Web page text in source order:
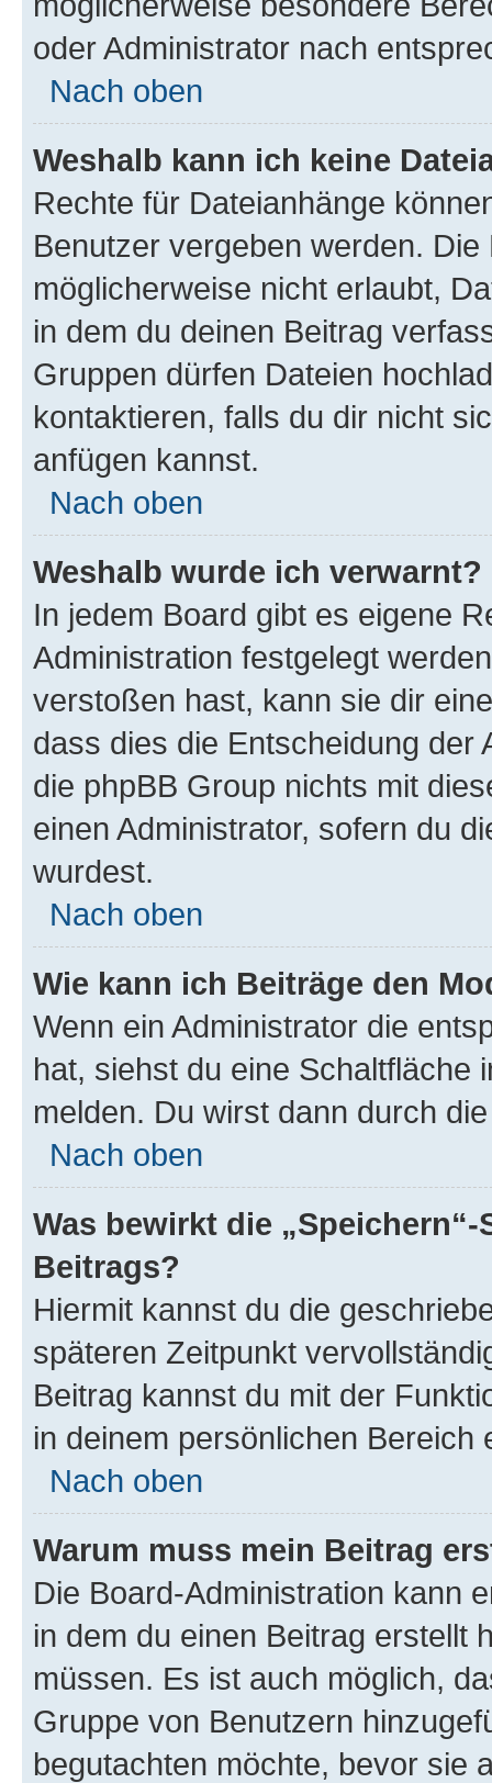
oder Administrator nach
Nach oben
Weshalb kann ich keine
Rechte für Dateianhänge
Benutzer vergeben werden.
möglicherweise nicht erlaubt,
in dem du deinen Beitrag
Gruppen dürfen Dateien
kontaktieren, falls du dir nicht
anfügen kannst.
Nach oben
Weshalb wurde ich verwarnt?
In jedem Board gibt es eigene
Administration festgelegt
verstoßen hast, kann sie dir
dass dies die Entscheidung der
die phpBB Group nichts mit
einen Administrator, sofern du
wurdest.
Nach oben
Wie kann ich Beiträge den
Wenn ein Administrator die
hat, siehst du eine Schaltfläche
melden. Du wirst dann durch
Nach oben
Was bewirkt die
Beitrags?
Hiermit kannst du die
späteren Zeitpunkt
Beitrag kannst du mit der
in deinem persönlichen Bereich
Nach oben
Warum muss mein Beitrag
Die Board-Administration kann
in dem du einen Beitrag erstellt
müssen. Es ist auch möglich,
Gruppe von Benutzern
begutachten möchte, bevor sie